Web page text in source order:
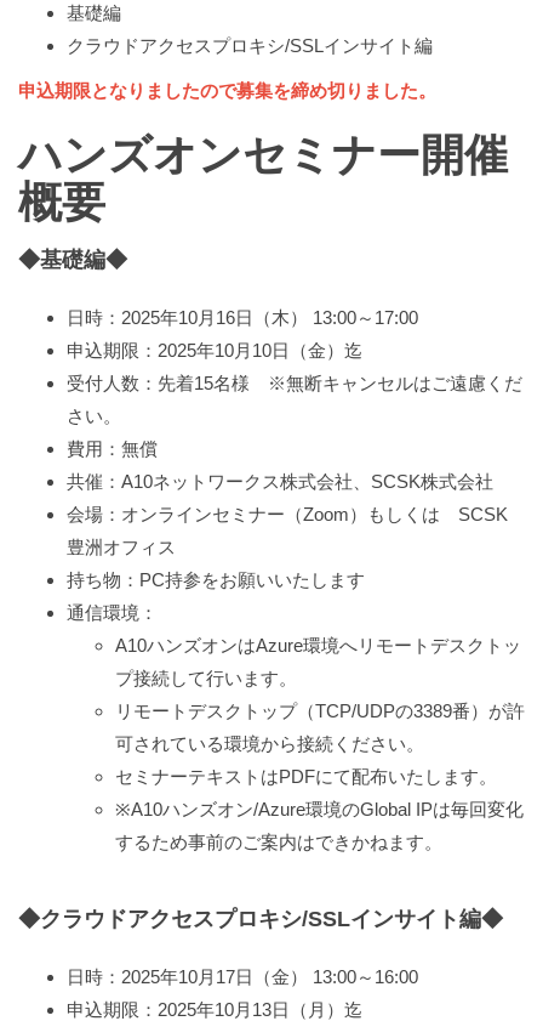
基礎編
クラウドアクセスプロキシ/SSLインサイト編
申込期限となりましたので募集を締め切りました。
ハンズオンセミナー開催
概要
◆基礎編◆
日時：2025年10月16日（木） 13:00～17:00
申込期限：2025年10月10日（金）迄
受付人数：先着15名様 ※無断キャンセルはご遠慮くだ
さい。
費用：無償
共催：A10ネットワークス株式会社、SCSK株式会社
会場：オンラインセミナー（Zoom）もしくは SCSK
豊洲オフィス
持ち物：PC持参をお願いいたします
通信環境：
A10ハンズオンはAzure環境へリモートデスクトッ
プ接続して行います。
リモートデスクトップ（TCP/UDPの3389番）が許
可されている環境から接続ください。
セミナーテキストはPDFにて配布いたします。
※A10ハンズオン/Azure環境のGlobal IPは毎回変化
するため事前のご案内はできかねます。
◆クラウドアクセスプロキシ/SSLインサイト編◆
日時：2025年10月17日（金） 13:00～16:00
申込期限：2025年10月13日（月）迄